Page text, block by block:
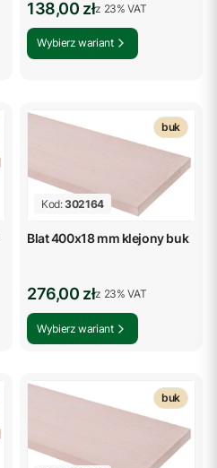
Cena brutto
138,00 złz %s VAT
z 23% VAT
Wybierz wariant
Kod:302164
buk
Blat 400x18 mm klejony buk
Cena brutto
276,00 złz %s VAT
z 23% VAT
Wybierz wariant
buk